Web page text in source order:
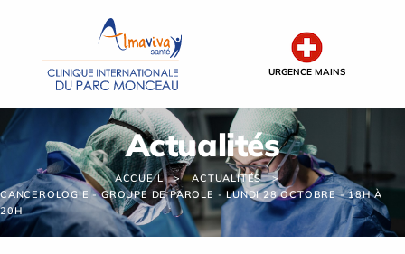
URGENCE MAINS
Actualités
ACCUEIL
ACTUALITÉS
CANCEROLOGIE - GROUPE DE PAROLE - LUNDI 28 OCTOBRE - 18H À
20H